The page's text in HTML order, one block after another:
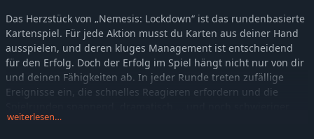
Das Herzstück von „Nemesis: Lockdown“ ist das rundenbasierte
Kartenspiel. Für jede Aktion musst du Karten aus deiner Hand
ausspielen, und deren kluges Management ist entscheidend
für den Erfolg. Doch der Erfolg im Spiel hängt nicht nur von dir
und deinen Fähigkeiten ab. In jeder Runde treten zufällige
Ereignisse ein, die schnelles Reagieren erfordern und die
machen.
weiterlesen…